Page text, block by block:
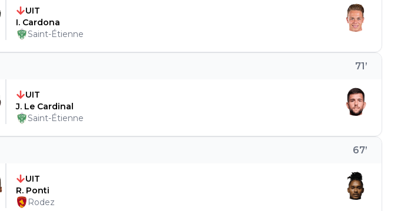
67’
UIT
R. Ponti
Rodez
71’
UIT
J. Le Cardinal
Saint-Étienne
UIT
I. Cardona
Saint-Étienne